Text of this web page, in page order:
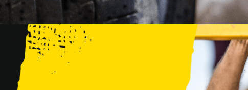
15 PRZESZKÓD
1 KM+
TRENINGI
WYDARZENIA
RUNMAGEDDON LUBLIN ZALEW ZEMBORZYCKI 22/23.08.2026
RUNMAGEDDON ERGO ARENA GDAŃSK/SOPOT 12/13.09.2026
RUNMAGEDDON KIDS: DEMO WARSZAWA 24/26.09.2026